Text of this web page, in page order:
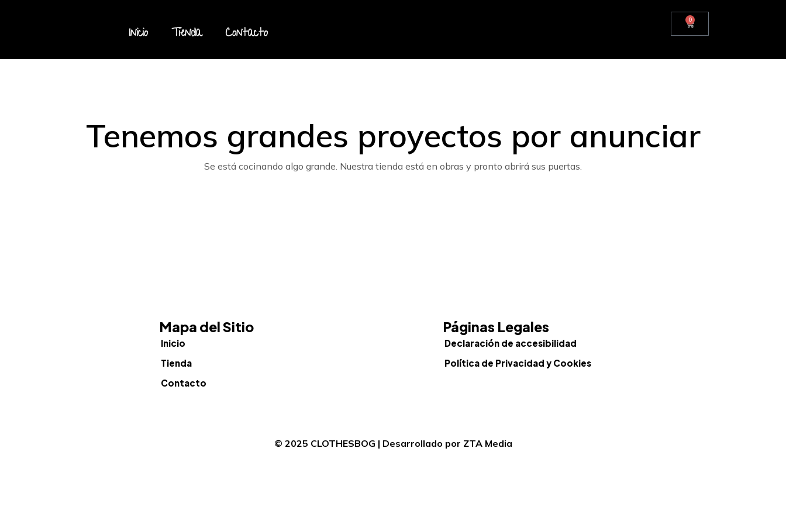
Inicio Tienda Contacto
0
Tenemos grandes proyectos por anunciar
Se está cocinando algo grande. Nuestra tienda está en obras y pronto abrirá sus puertas.
Mapa del Sitio
Inicio
Tienda
Contacto
Páginas Legales
Declaración de accesibilidad
Política de Privacidad y Cookies
© 2025 CLOTHESBOG | Desarrollado por ZTA Media